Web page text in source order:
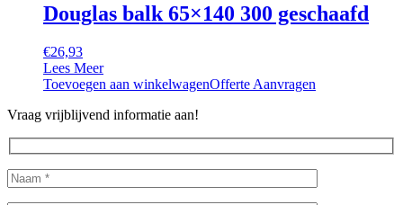
Douglas balk 65×140 300 geschaafd
€26,93
Lees Meer
Toevoegen aan winkelwagenOfferte Aanvragen
Vraag vrijblijvend informatie aan!